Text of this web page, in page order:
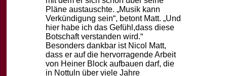
Pläne austauschte. „Musik kann
Verkündigung sein“, betont Matt. „Und
hier habe ich das Gefühl,dass diese
Botschaft verstanden wird.“
Besonders dankbar ist Nicol Matt,
dass er auf diehervorragende Arbeit
von Heiner Block aufbauen darf, die
in Nottuln über viele Jahre